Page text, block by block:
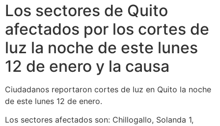
Los sectores de Quito
afectados por los cortes de
luz la noche de este lunes
12 de enero y la causa
Ciudadanos reportaron cortes de luz en Quito la noche
de este lunes 12 de enero.
Los sectores afectados son: Chillogallo, Solanda 1,